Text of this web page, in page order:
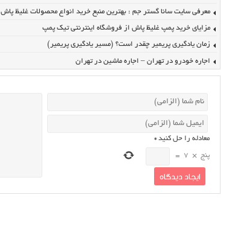
معرفی سایت سانا گستر جم : بهترین منبع خرید انواع محصولات غلیظ پاش
مزایای خرید پمپ غلیظ پاش از فروشگاه اینترنتی تیک پمپ
زمان یادگیری پریمیر چقدر است؟ (مسیر یادگیری پریمیر)
اجاره خودرو در تهران – اجاره ماشین در تهران
معادله را حل کنید*
پنج ×
7
=